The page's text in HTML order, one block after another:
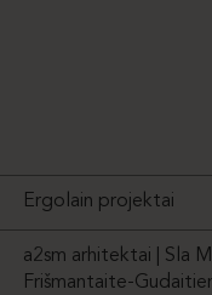
Ergolain projektai
a2sm arhitektai | Sla
Frišmantaite-